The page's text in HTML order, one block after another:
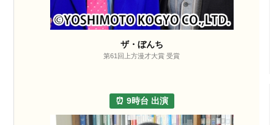
ザ・ぼんち
第61回上方漫才大賞 受賞
⏰ 9時台 出演